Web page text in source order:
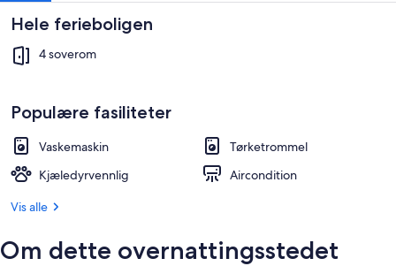
Hus, flere senger, terrasse,
Hele ferieboligen
4 soverom
Populære fasiliteter
Vaskemaskin
Tørketrommel
Kjæledyrvennlig
Aircondition
Vis alle
Om dette overnattingsstedet